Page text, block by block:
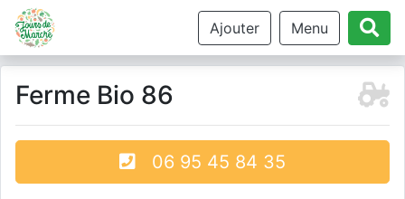
Ajouter Menu
Ferme Bio 86
06 95 45 84 35